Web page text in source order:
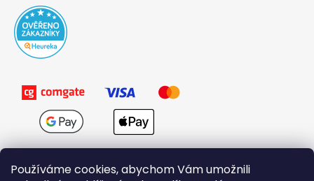
Používáme cookies, abychom Vám umožnili